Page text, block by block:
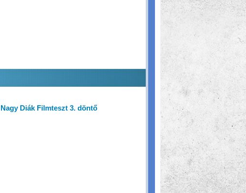
Nagy Diák Filmteszt 3. döntő